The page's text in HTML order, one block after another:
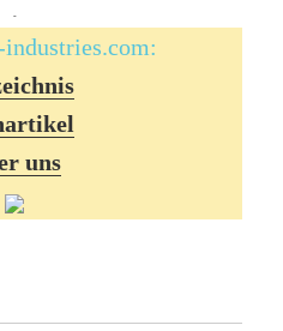
-
uns